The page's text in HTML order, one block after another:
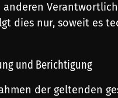
anderen
dies nur, soweit es
und Berichtigung
der geltenden